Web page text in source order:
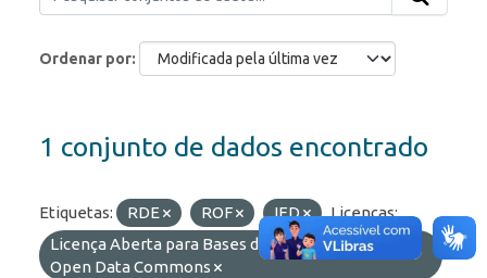
Ordenar por
1 conjunto de dados encontrado
Etiquetas: RDE ROF IED
Licenças:
Licença Aberta para Bases de Dados (ODbL) do
Open Data Commons